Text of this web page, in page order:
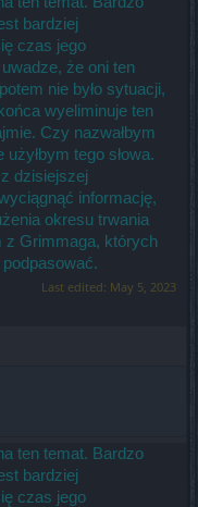
bardziej
czas jego
że oni ten
nie było sytuacji,
wyeliminuje ten
Czy nazwałbym
tego słowa.
dzisiejszej
informację,
okresu trwania
z Grimmaga, których
podpasować.
Last edited: May 5, 2023
ten temat. Bardzo
bardziej
czas jego